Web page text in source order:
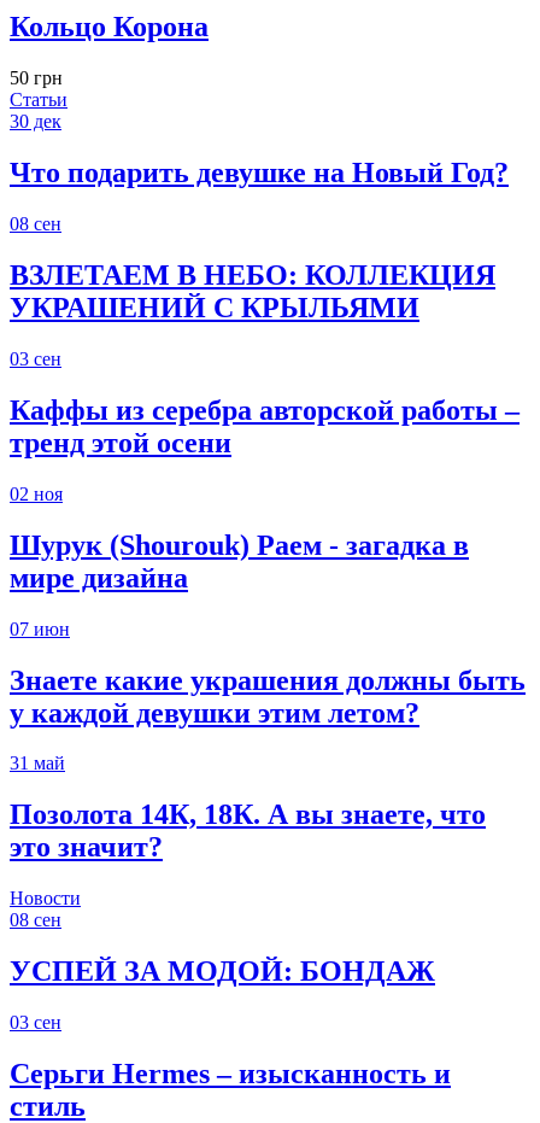
Кольцо Корона
50 грн
Статьи
30 дек
Что подарить девушке на Новый Год?
08 сен
ВЗЛЕТАЕМ В НЕБО: КОЛЛЕКЦИЯ
УКРАШЕНИЙ С КРЫЛЬЯМИ
03 сен
Каффы из серебра авторской работы –
тренд этой осени
02 ноя
Шурук (Shourouk) Раем - загадка в
мире дизайна
07 июн
Знаете какие украшения должны быть
у каждой девушки этим летом?
31 май
Позолота 14К, 18К. А вы знаете, что
это значит?
Новости
08 сен
УСПЕЙ ЗА МОДОЙ: БОНДАЖ
03 сен
Серьги Hermes – изысканность и
стиль